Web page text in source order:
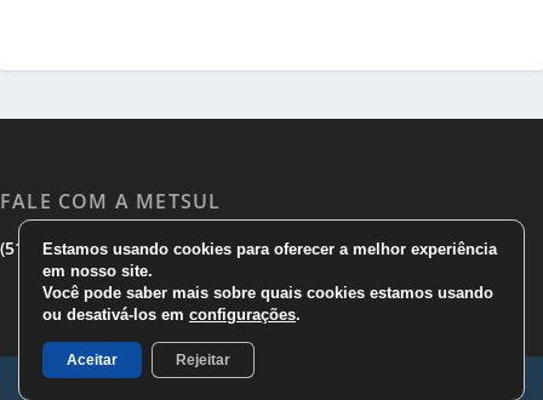
FALE COM A METSUL
(51) 3533 1983|(51)3785 7752| comercial@metsul.com
Estamos usando cookies para oferecer a melhor experiência
em nosso site.
Você pode saber mais sobre quais cookies estamos usando
ou desativá-los em configurações.
Aceitar Rejeitar